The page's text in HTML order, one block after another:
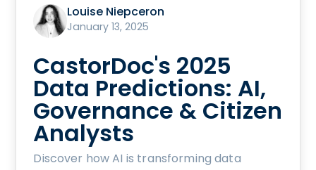
Louise Niepceron
January 13, 2025
CastorDoc's 2025
Data Predictions: AI,
Governance & Citizen
Analysts
Discover how AI is transforming data